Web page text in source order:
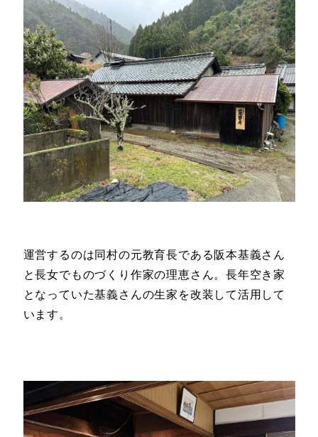
運営するのは同村の元教育長である阪本基義さん
と長女でものづくり作家の理恵さん。長年空き家
となっていた基義さんの生家を改装して活用して
います。